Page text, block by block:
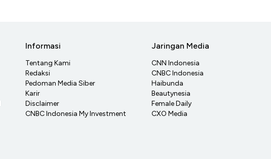
Informasi
Tentang Kami
Redaksi
Pedoman Media Siber
Karir
Disclaimer
CNBC Indonesia My Investment
Jaringan Media
CNN Indonesia
CNBC Indonesia
Haibunda
Beautynesia
Female Daily
CXO Media